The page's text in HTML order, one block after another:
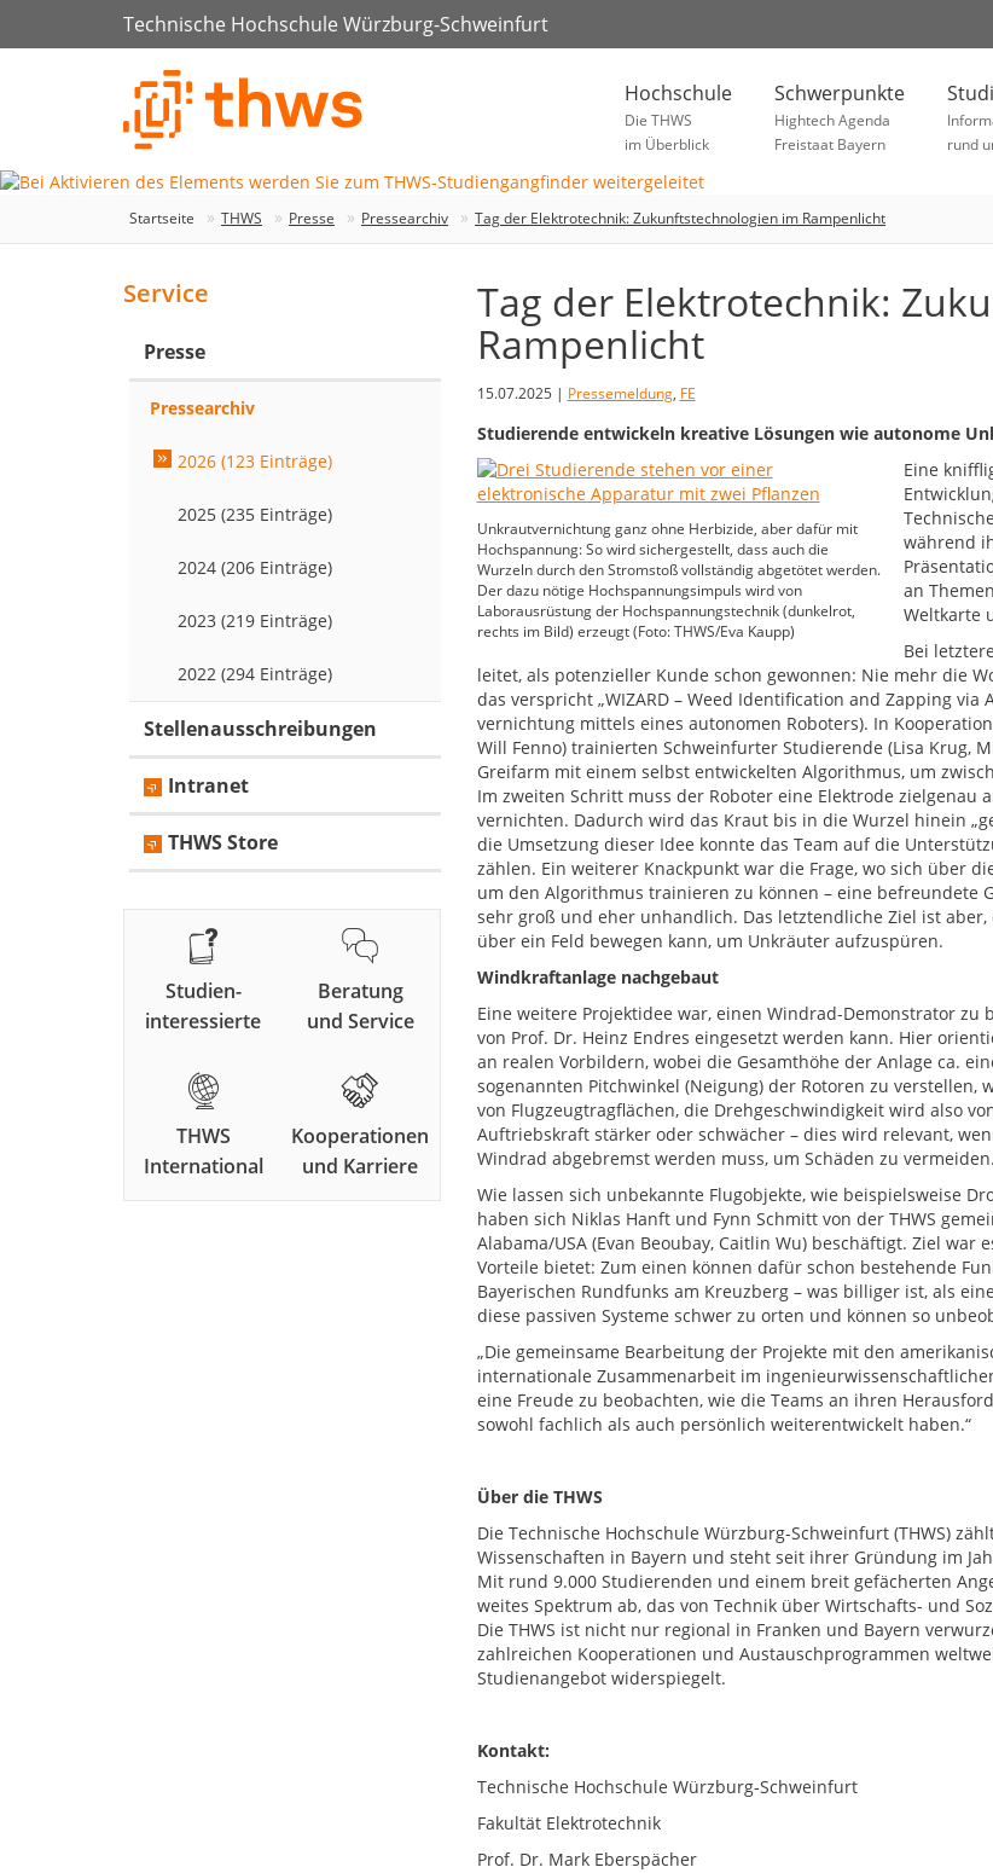
Technische Hochschule Würzburg-Schweinfurt
Hochschule
Die THWS
im Überblick
Schwerpunkte
Hightech Agenda
Freistaat Bayern
rund
Startseite THWS Presse Pressearchiv Tag der Elektrotechnik: Zukunftstechnologien im Rampenlicht
Tag der Elektrotechnik:
Rampenlicht
15.07.2025 | Pressemeldung, FE
Studierende entwickeln kreative Lösungen wie autonome
Unkrautvernichtung ganz ohne Herbizide, aber dafür mit
Hochspannung: So wird sichergestellt, dass auch die
Wurzeln durch den Stromstoß vollständig abgetötet werden.
Der dazu nötige Hochspannungsimpuls wird von
Laborausrüstung der Hochspannungstechnik (dunkelrot,
rechts im Bild) erzeugt (Foto: THWS/Eva Kaupp)
Eine
während
an
Weltkarte
Bei
leitet, als potenzieller Kunde schon gewonnen: Nie mehr die
das verspricht „WIZARD – Weed Identification and Zapping
vernichtung mittels eines autonomen Roboters). In
Will Fenno) trainierten Schweinfurter Studierende (Lisa Krug,
Greifarm mit einem selbst entwickelten Algorithmus, um
Im zweiten Schritt muss der Roboter eine Elektrode
vernichten. Dadurch wird das Kraut bis in die Wurzel hinein
die Umsetzung dieser Idee konnte das Team auf die
zählen. Ein weiterer Knackpunkt war die Frage, wo sich über
um den Algorithmus trainieren zu können – eine befreundete
sehr groß und eher unhandlich. Das letztendliche Ziel ist
über ein Feld bewegen kann, um Unkräuter aufzuspüren.
Windkraftanlage nachgebaut
Eine weitere Projektidee war, einen Windrad-Demonstrator
von Prof. Dr. Heinz Endres eingesetzt werden kann. Hier
an realen Vorbildern, wobei die Gesamthöhe der Anlage ca.
sogenannten Pitchwinkel (Neigung) der Rotoren zu verstellen,
von Flugzeugtragflächen, die Drehgeschwindigkeit wird also
Auftriebskraft stärker oder schwächer – dies wird relevant,
Windrad abgebremst werden muss, um Schäden zu vermeiden.
Wie lassen sich unbekannte Flugobjekte, wie beispielsweise
haben sich Niklas Hanft und Fynn Schmitt von der THWS
Alabama/USA (Evan Beoubay, Caitlin Wu) beschäftigt. Ziel
Vorteile bietet: Zum einen können dafür schon bestehende
Bayerischen Rundfunks am Kreuzberg – was billiger ist, als
diese passiven Systeme schwer zu orten und können so
„Die gemeinsame Bearbeitung der Projekte mit den
internationale Zusammenarbeit im
eine Freude zu beobachten, wie die Teams an ihren
sowohl fachlich als auch persönlich weiterentwickelt haben.“
Über die THWS
Die Technische Hochschule Würzburg-Schweinfurt (THWS)
Wissenschaften in Bayern und steht seit ihrer Gründung im
Mit rund 9.000 Studierenden und einem breit gefächerten
weites Spektrum ab, das von Technik über Wirtschafts- und
Die THWS ist nicht nur regional in Franken und Bayern
zahlreichen Kooperationen und Austauschprogrammen
Studienangebot widerspiegelt.
Kontakt:
Technische Hochschule Würzburg-Schweinfurt
Fakultät Elektrotechnik
Prof. Dr. Mark Eberspächer
Service
Presse
Pressearchiv
2026 (123 Einträge)
2025 (235 Einträge)
2024 (206 Einträge)
2023 (219 Einträge)
2022 (294 Einträge)
Stellenausschreibungen
Intranet
THWS Store
Studien-
interessierte
Beratung
und Service
THWS
International
Kooperationen
und Karriere